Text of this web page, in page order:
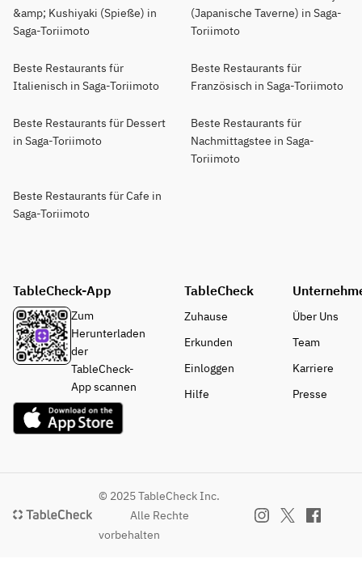
&amp; Kushiyaki (Spieße) in
Saga-Toriimoto
(Japanische Taverne) in Saga-
Toriimoto
Beste Restaurants für
Italienisch in Saga-Toriimoto
Beste Restaurants für
Französisch in Saga-Toriimoto
Beste Restaurants für Dessert
in Saga-Toriimoto
Beste Restaurants für
Nachmittagstee in Saga-
Toriimoto
Beste Restaurants für Cafe in
Saga-Toriimoto
TableCheck-App
Zum
Herunterladen
der
TableCheck-
App scannen
TableCheck
Zuhause
Erkunden
Einloggen
Hilfe
Über Uns
Team
Karriere
Presse
© 2025 TableCheck Inc.
Alle Rechte
vorbehalten